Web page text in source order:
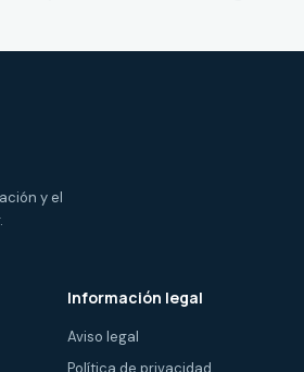
y el
Información legal
Aviso legal
Política de privacidad